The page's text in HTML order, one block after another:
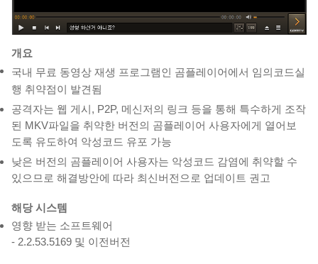
개요
국내 무료 동영상 재생 프로그램인 곰플레이어에서 임의코드실
행 취약점이 발견됨
공격자는 웹 게시, P2P, 메신저의 링크 등을 통해 특수하게 조작
된 MKV파일을 취약한 버전의 곰플레이어 사용자에게 열어보
도록 유도하여 악성코드 유포 가능
낮은 버전의 곰플레이어 사용자는 악성코드 감염에 취약할 수
있으므로 해결방안에 따라 최신버전으로 업데이트 권고
해당 시스템
영향 받는 소프트웨어
- 2.2.53.5169 및 이전버전